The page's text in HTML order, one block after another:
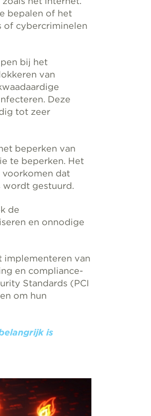
bepalen of het
of cybercriminelen
bij het
van
Deze
tot zeer
beperken van
te beperken. Het
dat
wordt gestuurd.
de
en onnodige
implementeren van
en compliance-
Standards (PCI
om hun
is